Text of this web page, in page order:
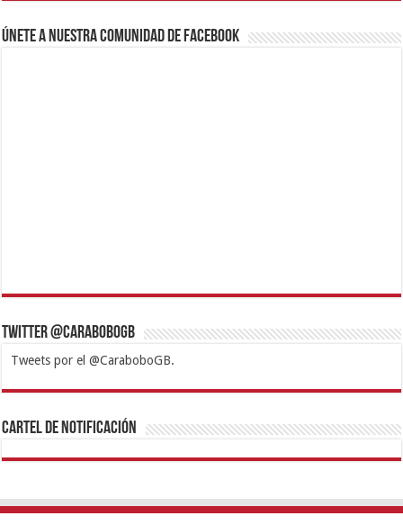
Únete a nuestra comunidad de Facebook
Twitter @CaraboboGB
Tweets por el @CaraboboGB.
1xbetBetturkeyBetistKralbetSupertotobetTipobetMatadorbetMariobet
https://mvbcasino.com/
Cartel de Notificación